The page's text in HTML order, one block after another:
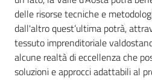
delle risorse tecniche e
dall'altro quest’ultima potrà,
tessuto imprenditoriale
alcune realtà di eccellenza che
soluzioni e approcci adattabili al